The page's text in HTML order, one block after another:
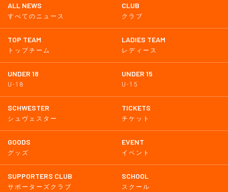
ALL NEWS
すべてのニュース
CLUB
クラブ
TOP TEAM
トップチーム
LADIES TEAM
レディース
UNDER 18
U-18
UNDER 15
U-15
SCHWESTER
シュヴェスター
TICKETS
チケット
GOODS
グッズ
EVENT
イベント
SUPPORTERS CLUB
サポーターズクラブ
SCHOOL
スクール